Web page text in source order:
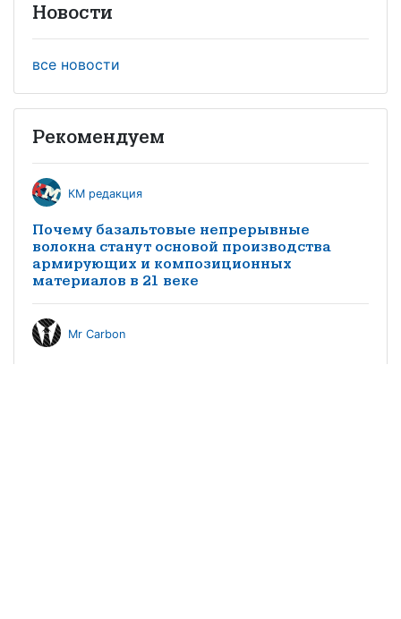
Новости
все новости
Рекомендуем
КМ редакция
Почему базальтовые непрерывные
волокна станут основой производства
армирующих и композиционных
материалов в 21 веке
Mr Carbon